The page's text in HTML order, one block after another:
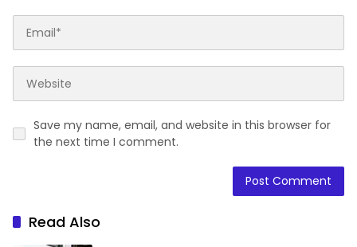
Save my name, email, and website in this browser for
the next time I comment.
Read Also